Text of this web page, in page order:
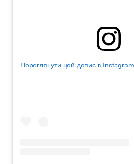
Переглянути цей допис в Instagram